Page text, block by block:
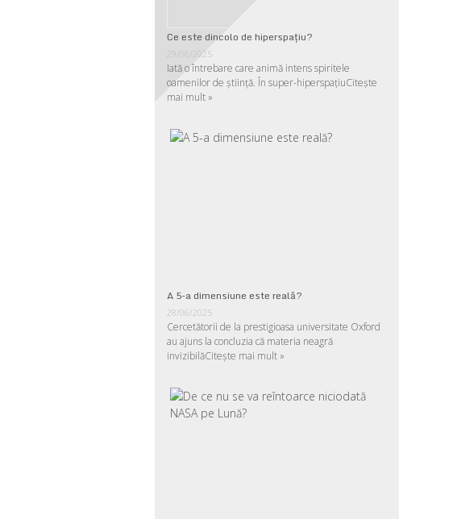
Ce este dincolo de hiperspaţiu?
29/06/2025
Iată o întrebare care animă intens spiritele
oamenilor de ştiinţă. În super-hiperspaţiuCitește
mai mult »
A 5-a dimensiune este reală?
28/06/2025
Cercetătorii de la prestigioasa universitate Oxford
au ajuns la concluzia că materia neagră
invizibilăCitește mai mult »